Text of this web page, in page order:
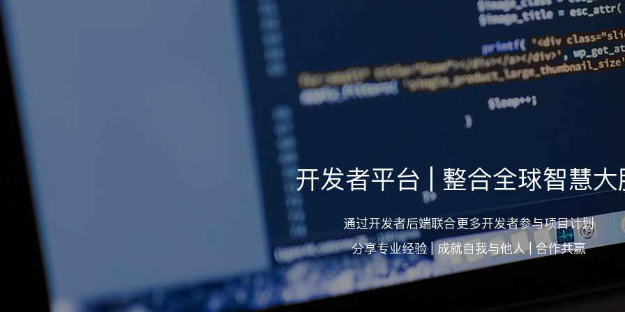
开发者平台 | 整合全球智慧大
通过开发者后端联合更多开发者参与项目计划
分享专业经验 | 成就自我与他人 | 合作共赢